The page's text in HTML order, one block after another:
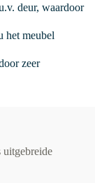
deur, waardoor
het meubel
zeer
uitgebreide